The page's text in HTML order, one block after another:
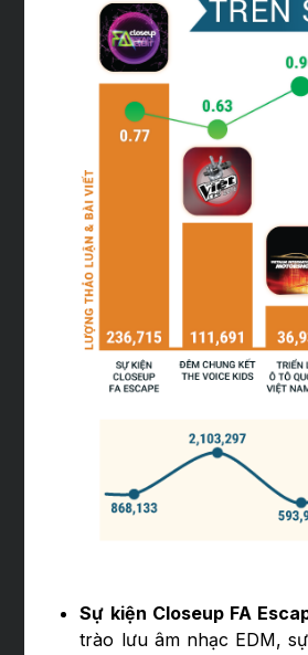
Sự kiện Closeup FA
trào lưu âm nhạc EDM,